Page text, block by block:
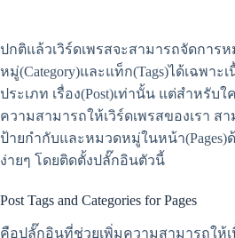
ปกติแล้วเวิร์ดเพรสจะสามารถจัดการ
หมู่(Category)และแท็ก(Tags)ได้เฉพาะ
ประเภท เรื่อง(Post)เท่านั้น แต่สำหรับใ
ความสามารถให้เวิร์ดเพรสของเรา ส
ป้ายกำกับและหมวดหมู่ในหน้า(Pages)
ง่ายๆ โดยติดตั้งปลั๊กอินตัวนี้
Post Tags and Categories for Pages
คือปลั๊กอินที่ช่วยเพิ่มความสามารถให้เ